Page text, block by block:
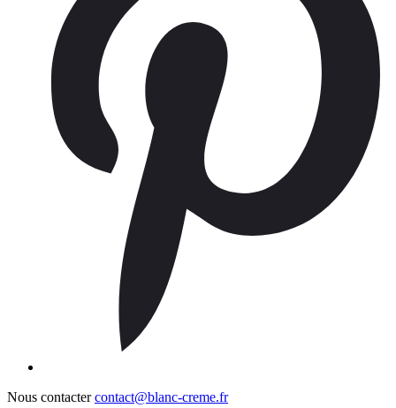
Nous contacter contact@blanc-creme.fr